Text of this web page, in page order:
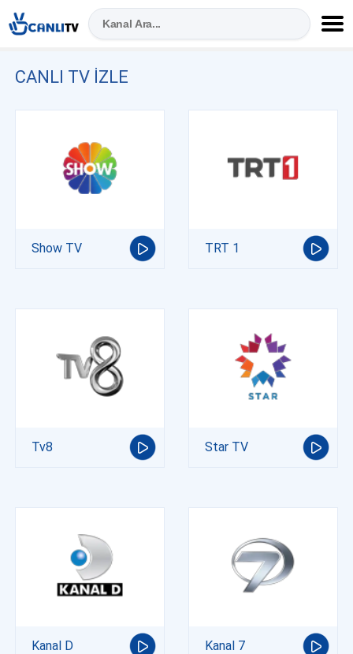
CANLI TV IZLE
Show TV TRT 1
Tv8 Star TV
Kanal D Kanal 7